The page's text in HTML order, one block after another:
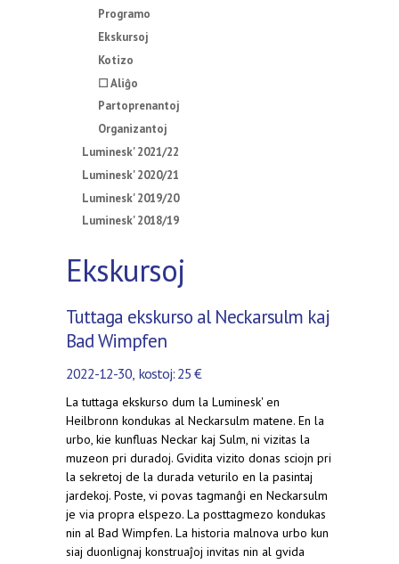
Programo
Ekskursoj
Kotizo
☐ Aliĝo
Partoprenantoj
Organizantoj
Luminesk' 2021/22
Luminesk' 2020/21
Luminesk' 2019/20
Luminesk' 2018/19
Ekskursoj
Tuttaga ekskurso al Neckarsulm kaj
Bad Wimpfen
2022-12-30, kostoj: 25 €
La tuttaga ekskurso dum la Luminesk' en
Heilbronn kondukas al Neckarsulm matene. En la
urbo, kie kunfluas Neckar kaj Sulm, ni vizitas la
muzeon pri duradoj. Gvidita vizito donas sciojn pri
la sekretoj de la durada veturilo en la pasintaj
jardekoj. Poste, vi povas tagmanĝi en Neckarsulm
je via propra elspezo. La posttagmezo kondukas
nin al Bad Wimpfen. La historia malnova urbo kun
siaj duonlignaj konstruaĵoj invitas nin al gvida